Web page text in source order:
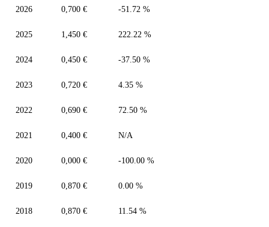
2026 0,700 € -51.72 %
2025 1,450 € 222.22 %
2024 0,450 € -37.50 %
2023 0,720 € 4.35 %
2022 0,690 € 72.50 %
2021 0,400 € N/A
2020 0,000 € -100.00 %
2019 0,870 € 0.00 %
2018 0,870 € 11.54 %